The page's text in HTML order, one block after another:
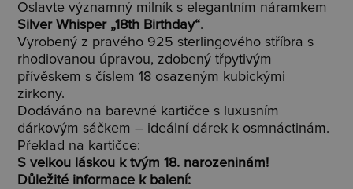
Oslavte významný milník s elegantním náramkem
Silver Whisper „18th Birthday“.
Vyrobený z pravého 925 sterlingového stříbra s
rhodiovanou úpravou, zdobený třpytivým
přívěskem s číslem 18 osazeným kubickými
zirkony.
Dodáváno na barevné kartičce s luxusním
dárkovým sáčkem – ideální dárek k osmnáctinám.
Překlad na kartičce:
S velkou láskou k tvým 18. narozeninám!
Důležité informace k balení: